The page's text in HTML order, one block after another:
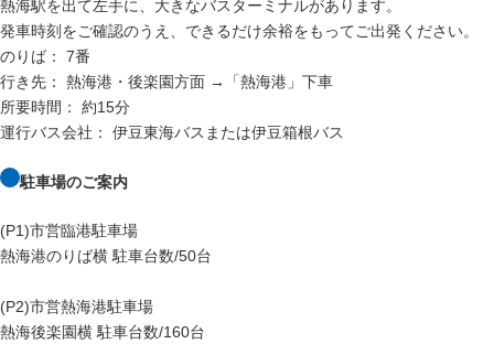
熱海駅を出て左手に、大きなバスターミナルがあります。
発車時刻をご確認のうえ、できるだけ余裕をもってご出発ください。
のりば： 7番
行き先： 熱海港・後楽園方面 →「熱海港」下車
所要時間： 約15分
運行バス会社： 伊豆東海バスまたは伊豆箱根バス
駐車場のご案内
(P1)市営臨港駐車場
熱海港のりば横 駐車台数/50台
(P2)市営熱海港駐車場
熱海後楽園横 駐車台数/160台